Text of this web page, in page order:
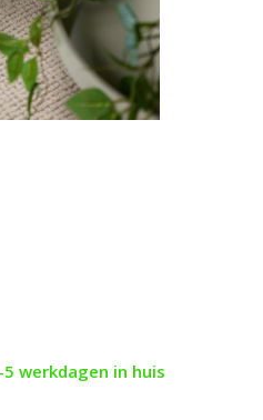
werkdagen in huis